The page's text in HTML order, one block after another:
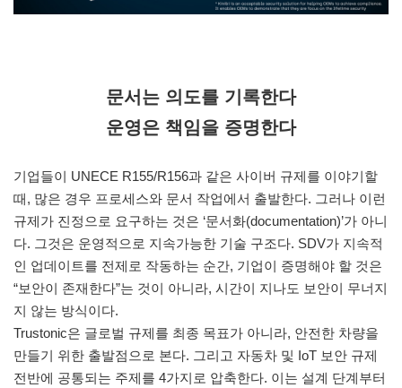
문서는 의도를 기록한다
운영은 책임을 증명한다
기업들이 UNECE R155/R156과 같은 사이버 규제를 이야기할
때, 많은 경우 프로세스와 문서 작업에서 출발한다. 그러나 이런
규제가 진정으로 요구하는 것은 ‘문서화(documentation)’가 아니
다. 그것은 운영적으로 지속가능한 기술 구조다. SDV가 지속적
인 업데이트를 전제로 작동하는 순간, 기업이 증명해야 할 것은
“보안이 존재한다”는 것이 아니라, 시간이 지나도 보안이 무너지
지 않는 방식이다.
Trustonic은 글로벌 규제를 최종 목표가 아니라, 안전한 차량을
만들기 위한 출발점으로 본다. 그리고 자동차 및 IoT 보안 규제
전반에 공통되는 주제를 4가지로 압축한다. 이는 설계 단계부터